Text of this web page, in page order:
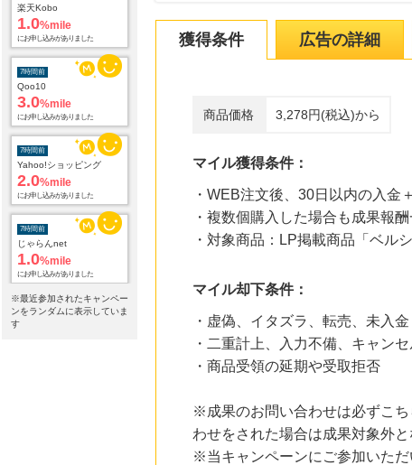
楽天Kobo
1.0%mile
にお申し込みがありました
7時間前
Qoo10
3.0%mile
にお申し込みがありました
7時間前
Yahoo!ショッピング
2.0%mile
にお申し込みがありました
7時間前
じゃらんnet
1.0%mile
にお申し込みがありました
7時間前
ホットペッパーグルメ
※最近参加されたキャンペー
ンをランダムに表示していま
す
獲得条件 広告の詳細
商品価格 3,278円(税込)から
マイル獲得条件：
・WEB注文後、30日以内の入金
・複数個購入した場合も成果報
・対象商品：LP掲載商品「ベル
マイル却下条件：
・虚偽、イタズラ、転売、未入金
・二重計上、入力不備、キャン
・商品受領の延期や受取拒否
※成果のお問い合わせは必ずこ
わせをされた場合は成果対象外と
※当キャンペーンにご参加いた